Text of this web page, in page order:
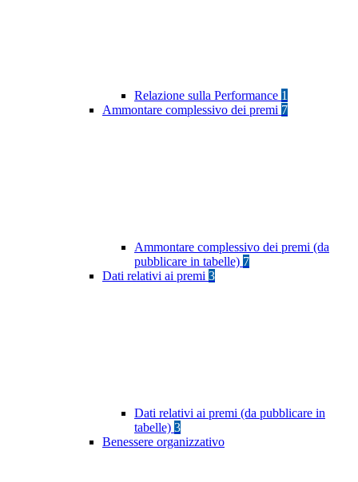
Relazione sulla Performance 1
Ammontare complessivo dei premi 7
Ammontare complessivo dei premi (da
pubblicare in tabelle) 7
Dati relativi ai premi 3
Dati relativi ai premi (da pubblicare in
tabelle) 3
Benessere organizzativo